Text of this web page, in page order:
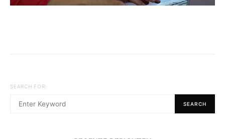
SEARCH FOR:
SEARCH